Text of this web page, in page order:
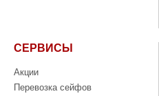
СЕРВИСЫ
Акции
Перевозка сейфов